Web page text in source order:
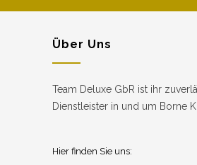
Über Uns
Team Deluxe GbR ist ihr
Dienstleister in und um Borne
Hier finden Sie uns: